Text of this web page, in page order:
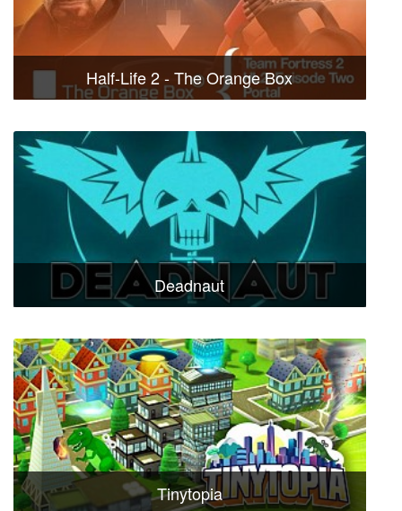
Half-Life 2 - The Orange Box
Deadnaut
Tinytopia